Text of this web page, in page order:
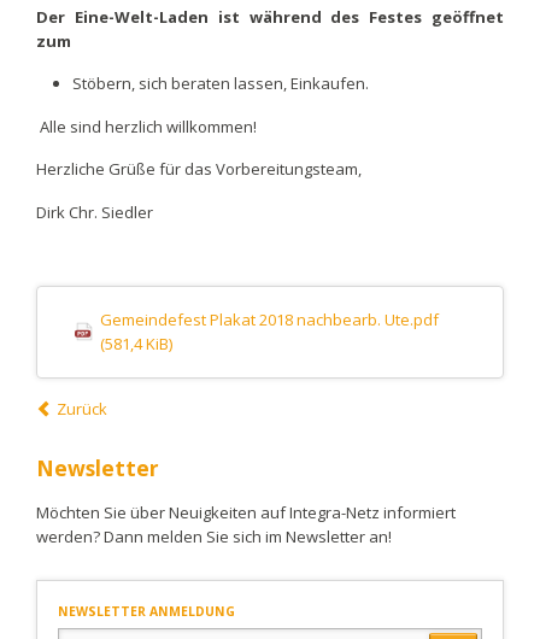
Der Eine-Welt-Laden ist während des Festes geöffnet
zum
Stöbern, sich beraten lassen, Einkaufen.
Alle sind herzlich willkommen!
Herzliche Grüße für das Vorbereitungsteam,
Dirk Chr. Siedler
Gemeindefest Plakat 2018 nachbearb. Ute.pdf
(581,4 KiB)
Zurück
Newsletter
Möchten Sie über Neuigkeiten auf Integra-Netz informiert
werden? Dann melden Sie sich im Newsletter an!
NEWSLETTER ANMELDUNG